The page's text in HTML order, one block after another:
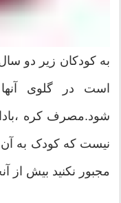
به کودکان زیر دو
است در گلوی
شود.مصرف کره
نیست که کودک به آن
مجبور نکنید بیش از